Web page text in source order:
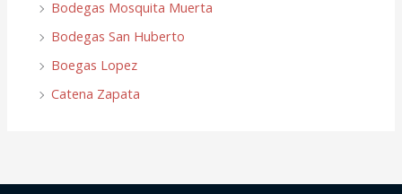
Bodegas Mosquita Muerta
Bodegas San Huberto
Boegas Lopez
Catena Zapata